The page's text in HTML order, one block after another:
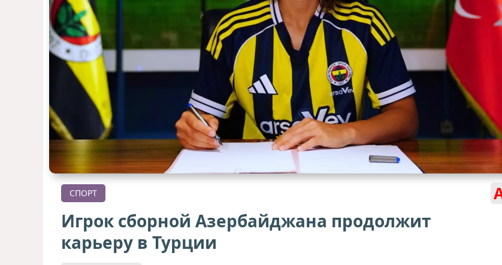
СПОРТ
Игрок сборной Азербайджана продолжит
карьеру в Турции